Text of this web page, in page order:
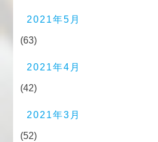
2021年5月
(63)
2021年4月
(42)
2021年3月
(52)